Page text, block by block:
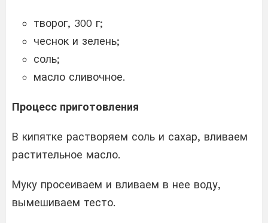
творог, 300 г;
чеснок и зелень;
соль;
масло сливочное.
Процесс приготовления
В кипятке растворяем соль и сахар, вливаем
растительное масло.
Муку просеиваем и вливаем в нее воду,
вымешиваем тесто.